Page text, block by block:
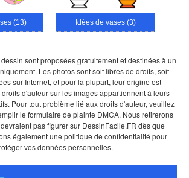
(13) Idées de vases (3)
sont proposées gratuitement et destinées à un
Les photos sont soit libres de droits, soit
sur Internet, et pour la plupart, leur origine est
d'auteur sur les images appartiennent à leurs
Pour tout problème lié aux droits d'auteur, veuillez
le formulaire de plainte DMCA. Nous retirerons
pas figurer sur DessinFacile.FR dès que
également une politique de confidentialité pour
vos données personnelles.